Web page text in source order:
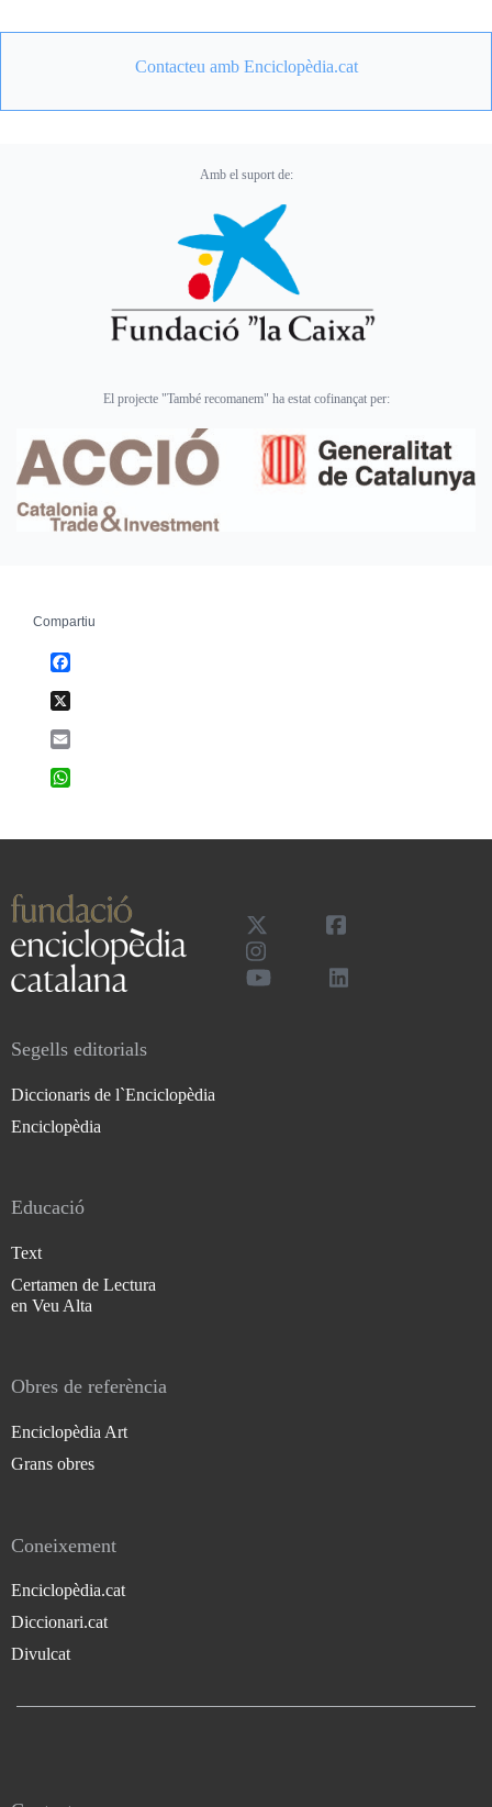
Contacteu amb Enciclopèdia.cat
Amb el suport de:
El projecte "També recomanem" ha estat cofinançat per:
Compartiu
Segells editorials
Diccionaris de l`Enciclopèdia
Enciclopèdia
Educació
Text
Certamen de Lectura
en Veu Alta
Obres de referència
Enciclopèdia Art
Grans obres
Coneixement
Enciclopèdia.cat
Diccionari.cat
Divulcat